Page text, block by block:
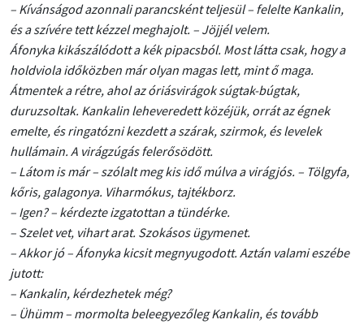
– Kívánságod azonnali parancsként teljesül – felelte Kankalin,
és a szívére tett kézzel meghajolt. – Jöjjél velem.
Áfonyka kikászálódott a kék pipacsból. Most látta csak, hogy a
holdviola időközben már olyan magas lett, mint ő maga.
Átmentek a rétre, ahol az óriásvirágok súgtak-búgtak,
duruzsoltak. Kankalin leheveredett közéjük, orrát az égnek
emelte, és ringatózni kezdett a szárak, szirmok, és levelek
hullámain. A virágzúgás felerősödött.
– Látom is már – szólalt meg kis idő múlva a virágjós. – Tölgyfa,
kőris, galagonya. Viharmókus, tajtékborz.
– Igen? – kérdezte izgatottan a tündérke.
– Szelet vet, vihart arat. Szokásos ügymenet.
– Akkor jó – Áfonyka kicsit megnyugodott. Aztán valami eszébe
jutott:
– Kankalin, kérdezhetek még?
– Ühümm – mormolta beleegyezőleg Kankalin, és tovább